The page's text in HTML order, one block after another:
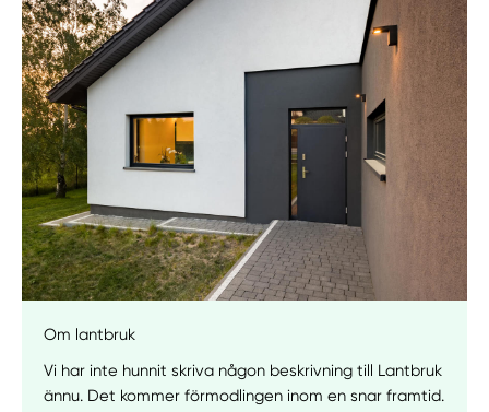
Manuellt
Välj tillvägagångssätt
Om lantbruk
Vi har inte hunnit skriva någon beskrivning till Lantbruk
ännu. Det kommer förmodlingen inom en snar framtid.